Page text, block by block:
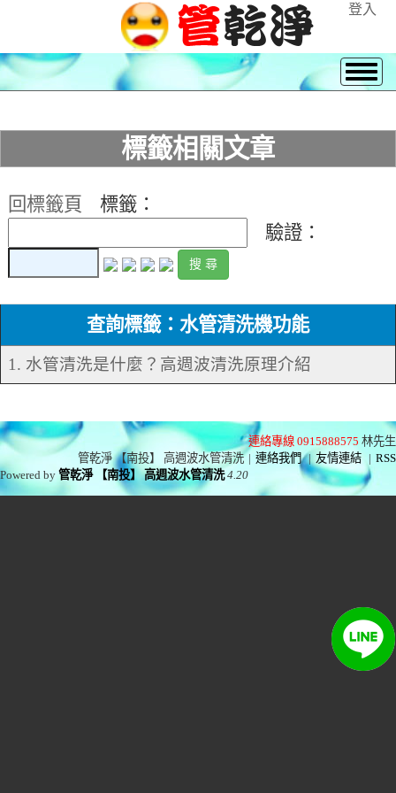
登入
標籤相關文章
回標籤頁
標籤：
驗證：
查詢標籤：水管清洗機功能
1. 水管清洗是什麼？高週波清洗原理介紹
連絡專線 0915888575 林先生
管乾淨 【南投】 高週波水管清洗 | 連絡我們 | 友情連結 | RSS
Powered by管乾淨 【南投】 高週波水管清洗 4.20